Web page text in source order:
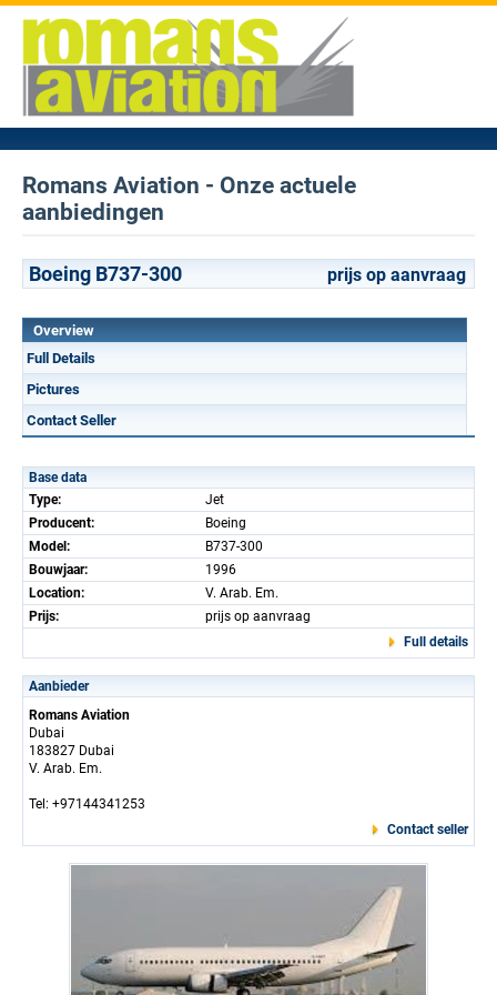
Romans Aviation - Onze actuele
aanbiedingen
Boeing B737-300 prijs op aanvraag
Overview
Full Details
Pictures
Contact Seller
Base data
Type:
Jet
Producent:
Boeing
Model:
B737-300
Bouwjaar:
1996
Location:
V. Arab. Em.
Prijs:
prijs op aanvraag
Full details
Aanbieder
Romans Aviation
Dubai
183827 Dubai
V. Arab. Em.
Tel: +97144341253
Contact seller